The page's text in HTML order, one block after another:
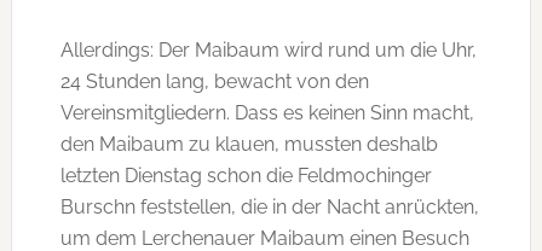
Allerdings: Der Maibaum wird rund um die Uhr,
24 Stunden lang, bewacht von den
Vereinsmitgliedern. Dass es keinen Sinn macht,
den Maibaum zu klauen, mussten deshalb
letzten Dienstag schon die Feldmochinger
Burschn feststellen, die in der Nacht anrückten,
um dem Lerchenauer Maibaum einen Besuch